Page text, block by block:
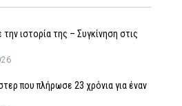
ιστορία της – Συγκίνηση στις
που πλήρωσε 23 χρόνια για έναν